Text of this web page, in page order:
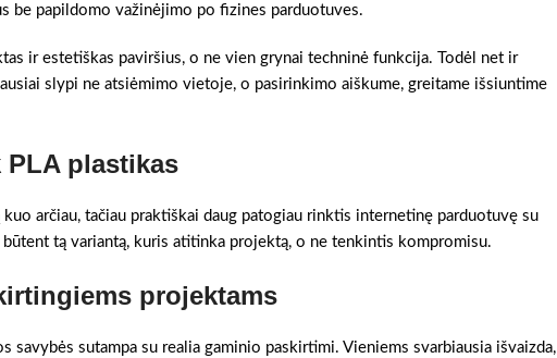
be papildomo važinėjimo po fizines parduotuves.
ir estetiškas paviršius, o ne vien grynai techninė funkcija. Todėl net ir
slypi ne atsiėmimo vietoje, o pasirinkimo aiškume, greitame išsiuntime
PLA plastikas
arčiau, tačiau praktiškai daug patogiau rinktis internetinę parduotuvę su
tą variantą, kuris atitinka projektą, o ne tenkintis kompromisu.
projektams
savybės sutampa su realia gaminio paskirtimi. Vieniems svarbiausia išvaizda,